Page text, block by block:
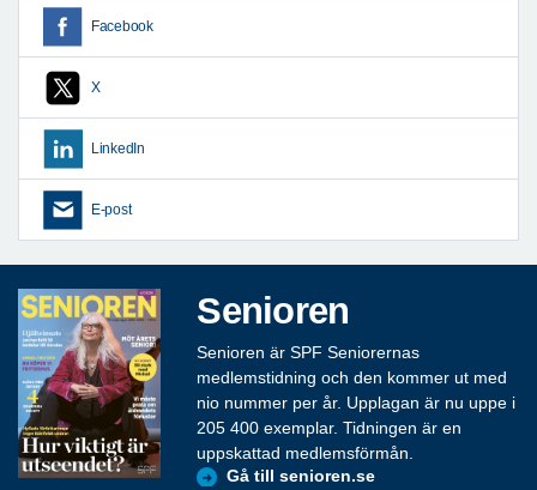
Facebook
X
LinkedIn
E-post
Senioren
Senioren är SPF Seniorernas
medlemstidning och den kommer ut med
nio nummer per år. Upplagan är nu uppe i
205 400 exemplar. Tidningen är en
uppskattad medlemsförmån.
Gå till senioren.se